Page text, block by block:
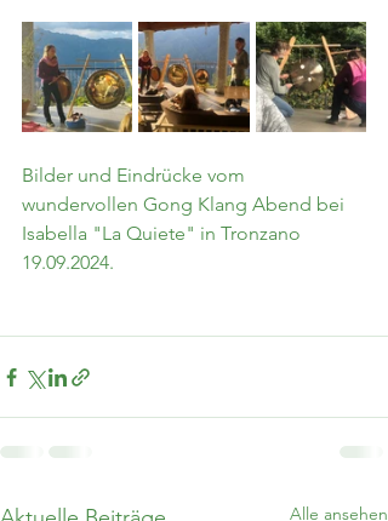
Bilder und Eindrücke vom
wundervollen Gong Klang Abend bei
Isabella "La Quiete" in Tronzano
19.09.2024.
Alle ansehen